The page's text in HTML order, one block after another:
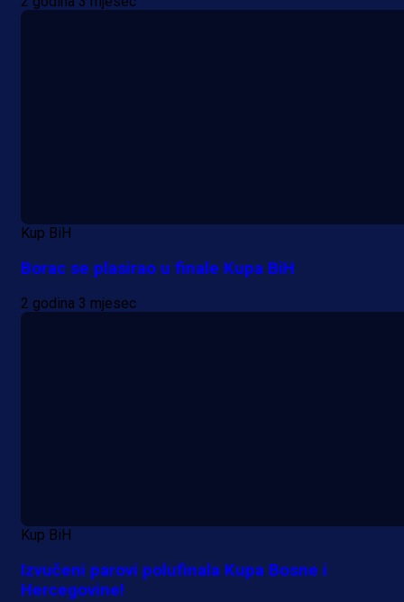
Kup BiH
Borac se plasirao u finale Kupa BiH
2 godina 3 mjesec
Kup BiH
Izvučeni parovi polufinala Kupa Bosne i
Hercegovine!